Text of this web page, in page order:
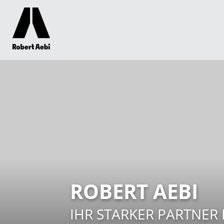
ROBERT AEBI
IHR STARKER